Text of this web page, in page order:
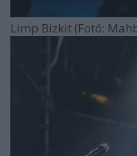
Limp Bizkit (Fotó: